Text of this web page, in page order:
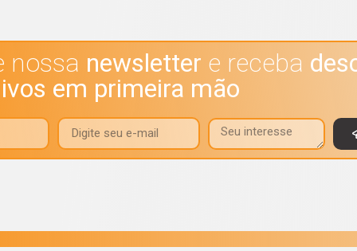
nossa newsletter e receba
em primeira mão